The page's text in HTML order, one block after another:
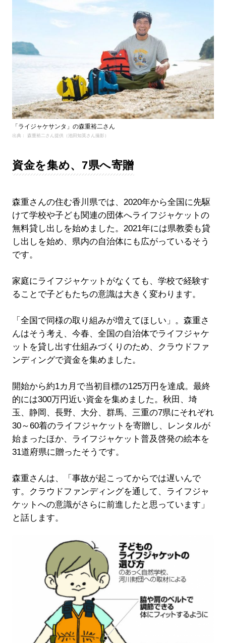
「ライジャケサンタ」の森重裕二さん
出典： 森重裕二さん提供（池田知英さん撮影）
資金を集め、7県へ寄贈
森重さんの住む香川県では、2020年から全国に先駆
けて学校や子ども関連の団体へライフジャケットの
無料貸し出しを始めました。2021年には県教委も貸
し出しを始め、県内の自治体にも広がっているそう
です。
家庭にライフジャケットがなくても、学校で経験す
ることで子どもたちの意識は大きく変わります。
「全国で同様の取り組みが増えてほしい」。森重さ
んはそう考え、今春、全国の自治体でライフジャケ
ットを貸し出す仕組みづくりのため、クラウドファ
ンディングで資金を集めました。
開始から約1カ月で当初目標の125万円を達成。最終
的には300万円近い資金を集めました。秋田、埼
玉、静岡、長野、大分、群馬、三重の7県にそれぞれ
30～60着のライフジャケットを寄贈し、レンタルが
始まったほか、ライフジャケット普及啓発の絵本を
31道府県に贈ったそうです。
森重さんは、「事故が起こってからでは遅いんで
す。クラウドファンディングを通して、ライフジャ
ケットへの意識がさらに前進したと思っています」
と話します。